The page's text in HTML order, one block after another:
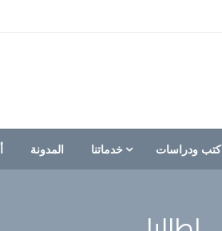
كتب ودراسات خدماتنا المدونة